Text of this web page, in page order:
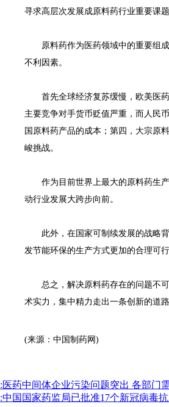
寻求高层次发展成原料药行业重要课题
原料药作为医药领域中的重要组成
不利因素。
首先全球经济复苏缓慢，欧美医药
主要竞争对手货币贬值严重，而人民
国原料药产品的成本；第四，大宗原
峻挑战。
作为目前世界上最大的原料药生产
动行业发展大跨步向前。
此外，在国家可制续发展的战略背
发节能环保的生产方式更加的合理可行
总之，解决原料药存在的问题不可
术实力，集中精力走出一条创新的道
(来源：中国制药网)
:医药中间体企业污染问题突出 各部门
:中国国家药监局已批准17个新冠病毒